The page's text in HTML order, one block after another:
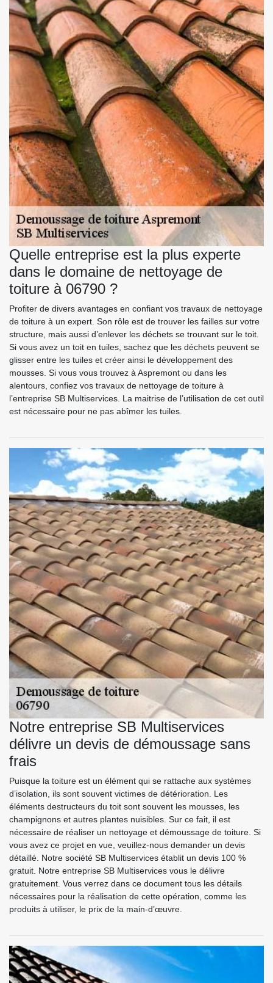
Quelle entreprise est la plus experte
dans le domaine de nettoyage de
toiture à 06790 ?
Profiter de divers avantages en confiant vos travaux de nettoyage
de toiture à un expert. Son rôle est de trouver les failles sur votre
structure, mais aussi d’enlever les déchets se trouvant sur le toit.
Si vous avez un toit en tuiles, sachez que les déchets peuvent se
glisser entre les tuiles et créer ainsi le développement des
mousses. Si vous vous trouvez à Aspremont ou dans les
alentours, confiez vos travaux de nettoyage de toiture à
l’entreprise SB Multiservices. La maitrise de l’utilisation de cet outil
est nécessaire pour ne pas abîmer les tuiles.
Notre entreprise SB Multiservices
délivre un devis de démoussage sans
frais
Puisque la toiture est un élément qui se rattache aux systèmes
d’isolation, ils sont souvent victimes de détérioration. Les
éléments destructeurs du toit sont souvent les mousses, les
champignons et autres plantes nuisibles. Sur ce fait, il est
nécessaire de réaliser un nettoyage et démoussage de toiture. Si
vous avez ce projet en vue, veuillez-nous demander un devis
détaillé. Notre société SB Multiservices établit un devis 100 %
gratuit. Notre entreprise SB Multiservices vous le délivre
gratuitement. Vous verrez dans ce document tous les détails
nécessaires pour la réalisation de cette opération, comme les
produits à utiliser, le prix de la main-d’œuvre.